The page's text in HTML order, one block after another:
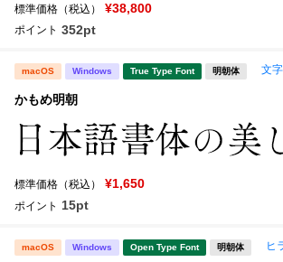
標準価格（税込） ¥38,800
ポイント 352pt
macOS Windows True Type Font 明朝体 文
かもめ明朝
標準価格（税込） ¥1,650
ポイント 15pt
macOS Windows Open Type Font 明朝体 ヒ